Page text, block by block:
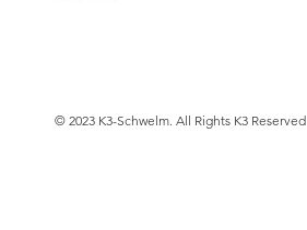
© 2023 K3-Schwelm. All Rights K3 Reserved